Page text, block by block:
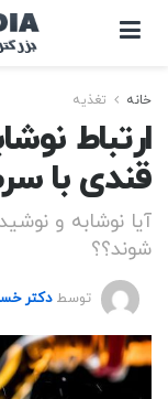
خانه تغذیه
ارتباط
قندی با
آیا نوشابه و
شوند؟؟
توسط دکتر